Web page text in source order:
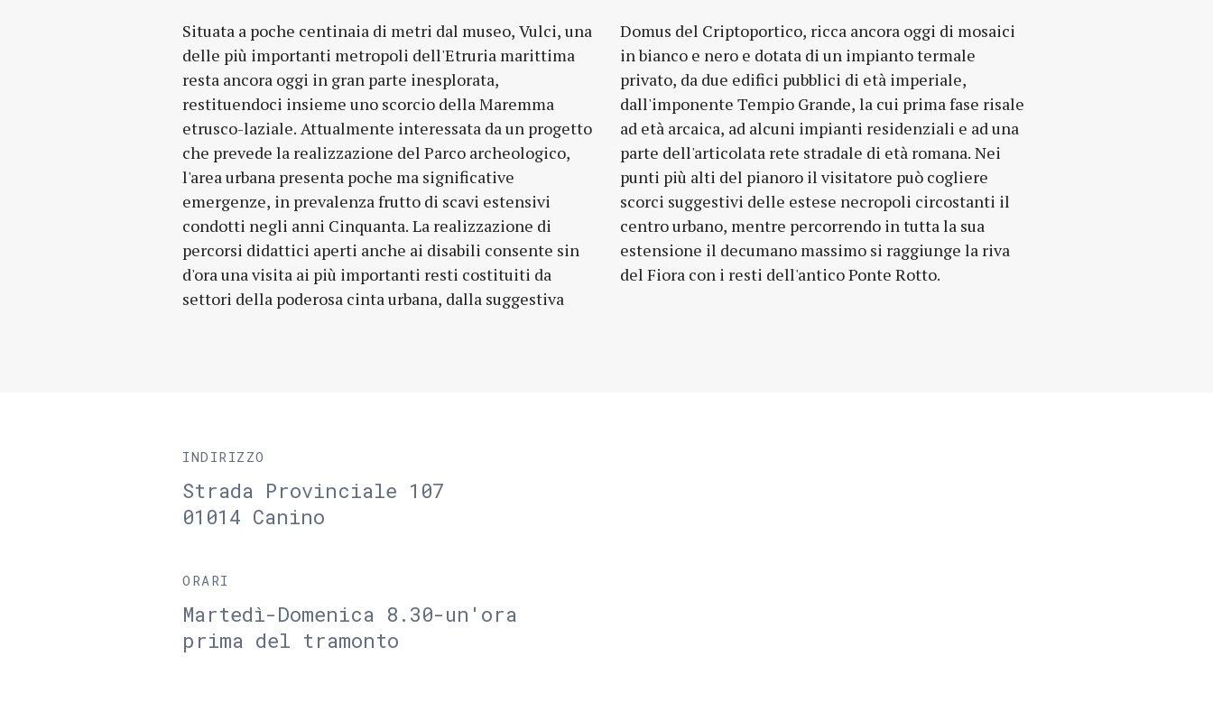
Situata a poche centinaia di metri dal museo, Vulci, una
delle più importanti metropoli dell'Etruria marittima
resta ancora oggi in gran parte inesplorata,
restituendoci insieme uno scorcio della Maremma
etrusco-laziale. Attualmente interessata da un progetto
che prevede la realizzazione del Parco archeologico,
l'area urbana presenta poche ma significative
emergenze, in prevalenza frutto di scavi estensivi
condotti negli anni Cinquanta. La realizzazione di
percorsi didattici aperti anche ai disabili consente sin
d'ora una visita ai più importanti resti costituiti da
settori della poderosa cinta urbana, dalla suggestiva
Domus del Criptoportico, ricca ancora oggi di mosaici
in bianco e nero e dotata di un impianto termale
privato, da due edifici pubblici di età imperiale,
dall'imponente Tempio Grande, la cui prima fase risale
ad età arcaica, ad alcuni impianti residenziali e ad una
parte dell'articolata rete stradale di età romana. Nei
punti più alti del pianoro il visitatore può cogliere
scorci suggestivi delle estese necropoli circostanti il
centro urbano, mentre percorrendo in tutta la sua
estensione il decumano massimo si raggiunge la riva
del Fiora con i resti dell'antico Ponte Rotto.
INDIRIZZO
Strada Provinciale 107
01014 Canino
ORARI
Martedì-Domenica 8.30-un'ora
prima del tramonto